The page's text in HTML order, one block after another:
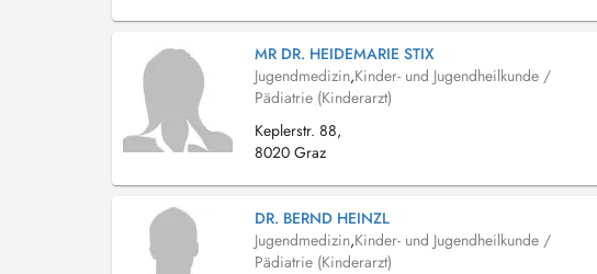
MR DR. HEIDEMARIE STIX
Jugendmedizin,Kinder- und Jugendheilkunde /
Pädiatrie (Kinderarzt)
Keplerstr. 88,
8020 Graz
DR. BERND HEINZL
Jugendmedizin,Kinder- und Jugendheilkunde /
Pädiatrie (Kinderarzt)